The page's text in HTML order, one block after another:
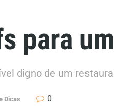
para
digno de um
Dicas 0